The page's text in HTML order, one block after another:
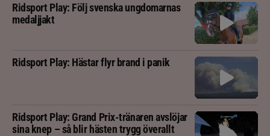
Ridsport Play: Följ svenska ungdomarnas
medaljjakt
Ridsport Play: Hästar flyr brand i panik
Ridsport Play: Grand Prix-tränaren avslöjar
sina knep – så blir hästen trygg överallt